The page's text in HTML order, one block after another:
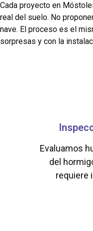
Cada proyecto en
real del suelo. No
nave. El proceso es el
sorpresas y con la
Evaluamos
del
requiere